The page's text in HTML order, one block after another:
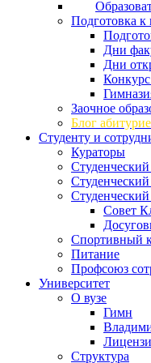
Подготовка
Дни
Дни
Заочное
Блог
Студенту и
Кураторы
Совет
Спортивный
Питание
Профсоюз
Университет
О вузе
Гимн
Структура